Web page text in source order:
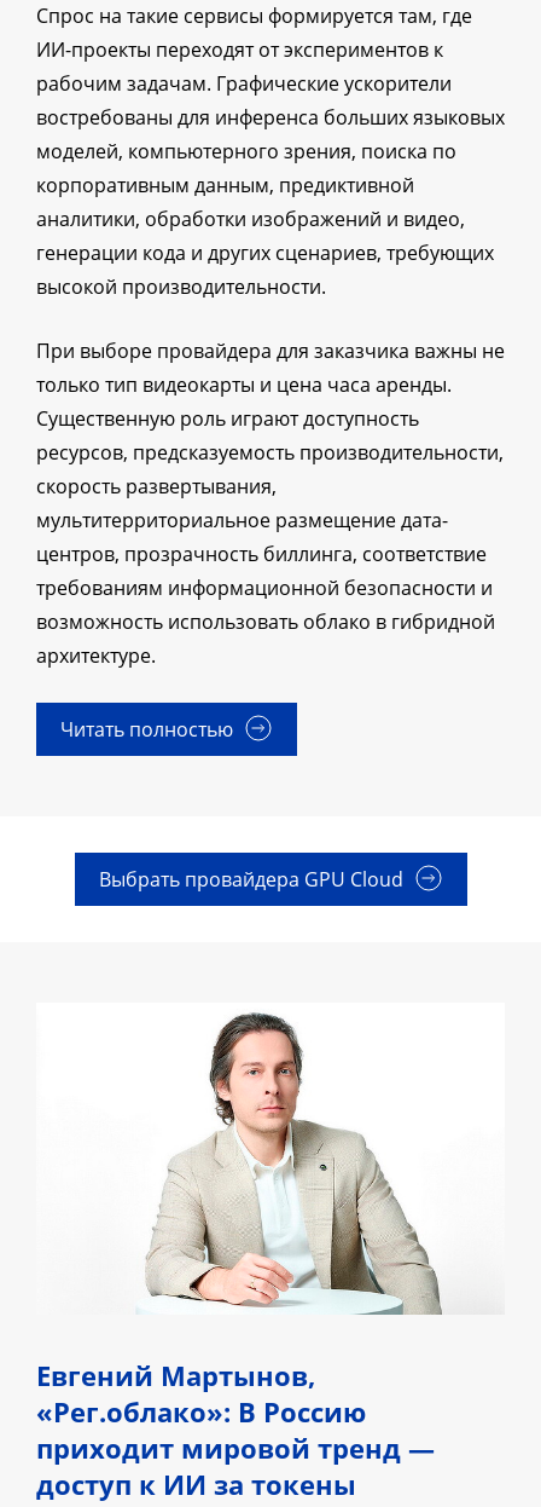
Спрос на такие сервисы формируется там, где
ИИ-проекты переходят от экспериментов к
рабочим задачам. Графические ускорители
востребованы для инференса больших языковых
моделей, компьютерного зрения, поиска по
корпоративным данным, предиктивной
аналитики, обработки изображений и видео,
генерации кода и других сценариев, требующих
высокой производительности.
При выборе провайдера для заказчика важны не
только тип видеокарты и цена часа аренды.
Существенную роль играют доступность
ресурсов, предсказуемость производительности,
скорость развертывания,
мультитерриториальное размещение дата-
центров, прозрачность биллинга, соответствие
требованиям информационной безопасности и
возможность использовать облако в гибридной
архитектуре.
Читать полностью
Выбрать провайдера GPU Cloud
Евгений Мартынов,
«Рег.облако»: В Россию
приходит мировой тренд —
доступ к ИИ за токены